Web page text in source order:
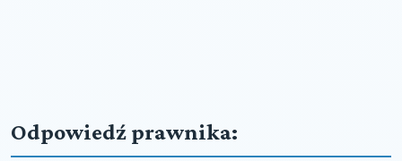
Odpowiedź prawnika: